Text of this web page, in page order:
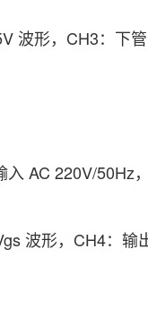
，CH3：下管
入 AC 220V/50Hz
形，CH4：输